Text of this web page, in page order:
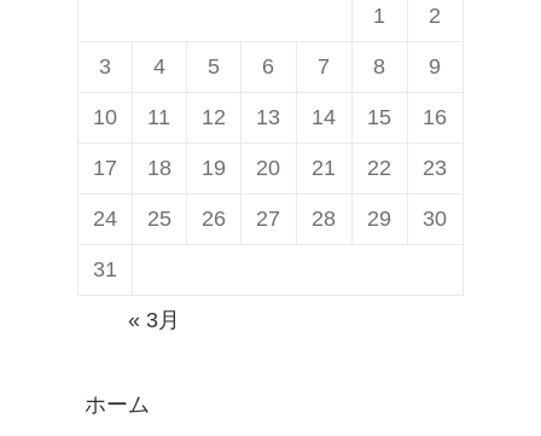
1 2
3 4 5 6 7 8 9
10 11 12 13 14 15 16
17 18 19 20 21 22 23
24 25 26 27 28 29 30
31
« 3月
ホーム